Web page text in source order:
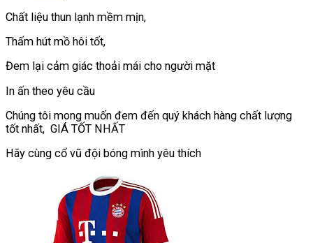
Chất liệu thun lạnh mềm mịn,
Thấm hút mồ hôi tốt,
Đem lại cảm giác thoải mái cho người mặt
In ấn theo yêu cầu
Chúng tôi mong muốn đem đến quý khách hàng chất lượng
tốt nhất, GIÁ TỐT NHẤT
Hãy cùng cổ vũ đội bóng mình yêu thích